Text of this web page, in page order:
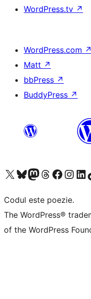
WordPress.tv ↗
WordPress.com ↗
Matt ↗
bbPress ↗
BuddyPress ↗
Mergi la contul nostru X (fost Twitter)
Vizitează contul nostru Bluesky
Vizitează contul nostru Mastodon
Vizitează contul nostru Threads
Vizitează pagina
Vizitează-
Codul este poezie.
The WordPress®
of the WordPress